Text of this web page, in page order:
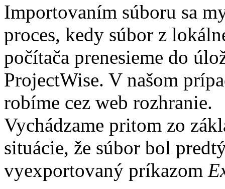
Importovaním súboru sa
proces, kedy súbor z
počítača prenesieme do
ProjectWise. V našom
robíme cez web rozhranie.
Vychádzame pritom zo
situácie, že súbor bol
vyexportovaný príkazom